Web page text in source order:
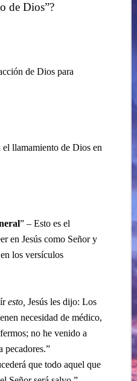
de Dios”?
de Dios para
llamamiento de Dios en
” – Esto es el
en Jesús como Señor y
los versículos
esto, Jesús les dijo: Los
necesidad de médico,
no he venido a
pecadores.”
que todo aquel que